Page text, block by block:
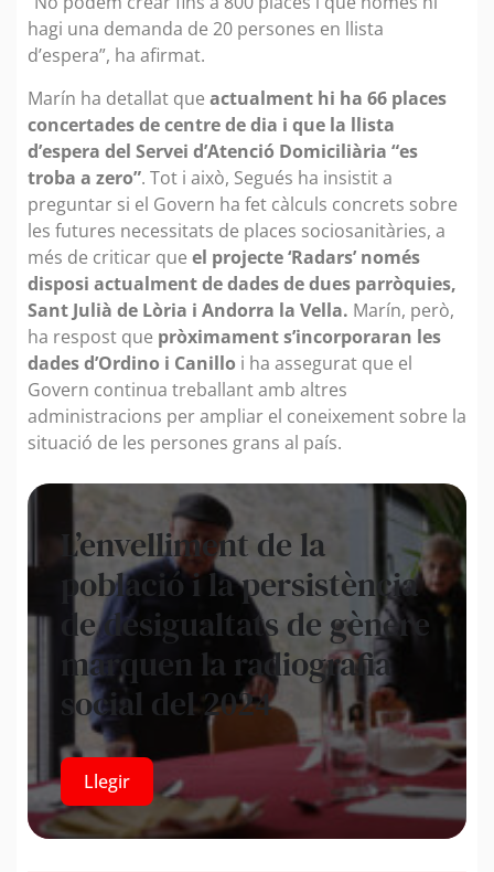
hagi una demanda de 20 persones en llista
d’espera”, ha afirmat.
Marín ha detallat que actualment hi ha 66 places
concertades de centre de dia i que la llista
d’espera del Servei d’Atenció Domiciliària “es
troba a zero”. Tot i això, Segués ha insistit a
preguntar si el Govern ha fet càlculs concrets sobre
les futures necessitats de places sociosanitàries, a
més de criticar que el projecte ‘Radars’ només
disposi actualment de dades de dues parròquies,
Sant Julià de Lòria i Andorra la Vella. Marín, però,
ha respost que pròximament s’incorporaran les
dades d’Ordino i Canillo i ha assegurat que el
Govern continua treballant amb altres
administracions per ampliar el coneixement sobre la
situació de les persones grans al país.
L’envelliment de la
població i la persistència
de desigualtats de gènere
marquen la radiografia
social del 2024
Llegir